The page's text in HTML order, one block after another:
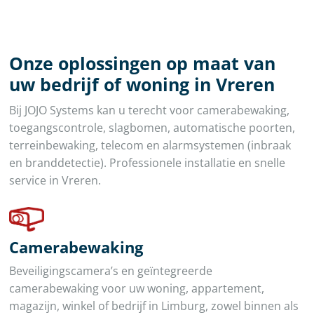
Onze oplossingen op maat van
uw bedrijf of woning in Vreren
Bij JOJO Systems kan u terecht voor camerabewaking,
toegangscontrole, slagbomen, automatische poorten,
terreinbewaking, telecom en alarmsystemen (inbraak
en branddetectie). Professionele installatie en snelle
service in Vreren.
Camerabewaking
Beveiligingscamera’s en geïntegreerde
camerabewaking voor uw woning, appartement,
magazijn, winkel of bedrijf in Limburg, zowel binnen als